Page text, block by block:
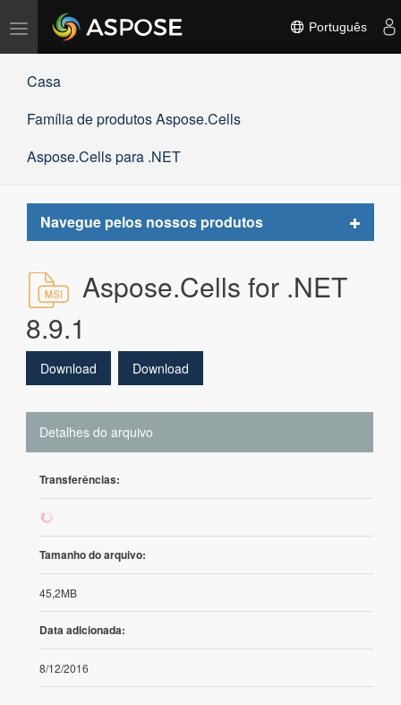
Alternar
navegação
Português
Casa
Família de produtos Aspose.Cells
Aspose.Cells para .NET
Navegue pelos nossos produtos
Toggle
Aspose.Cells for .NET
8.9.1
Download Download
Detalhes do arquivo
Transferências:
64
Tamanho do arquivo:
45,2MB
Data adicionada:
8/12/2016